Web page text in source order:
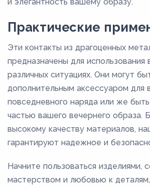
и элегантность вашему образу.
Практические
Эти контакты из драгоценных
предназначены для использования
различных ситуациях. Они могут
дополнительным аксессуаром для
повседневного наряда или же
частью вашего вечернего образа.
высокому качеству материалов,
гарантируют надежное и
Начните пользоваться изделиями,
мастерством и любовью к